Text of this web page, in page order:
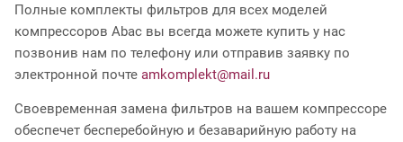
Полные комплекты фильтров для всех моделей
компрессоров Abac вы всегда можете купить у нас
позвонив нам по телефону или отправив заявку по
электронной почте amkomplekt@mail.ru
Своевременная замена фильтров на вашем компрессоре
обеспечет бесперебойную и безаварийную работу на